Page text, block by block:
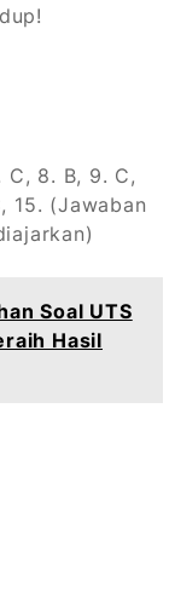
C, 8. B, 9. C,
15. (Jawaban
Soal UTS
Hasil